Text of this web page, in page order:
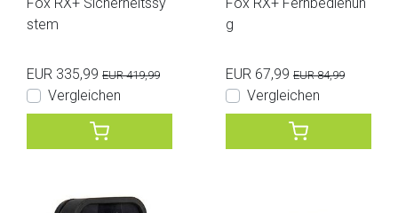
stem
EUR 335,99 EUR 419,99
Vergleichen
g
EUR 67,99 EUR 84,99
Vergleichen